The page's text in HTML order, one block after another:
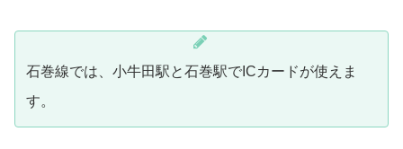
石巻線では、小牛田駅と石巻駅でICカードが使えま
す。